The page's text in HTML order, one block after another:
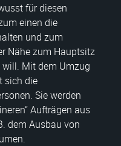
für diesen
einen die
und zum
Nähe zum Hauptsitz
will. Mit dem Umzug
sich die
Sie werden
Aufträgen aus
dem Ausbau von